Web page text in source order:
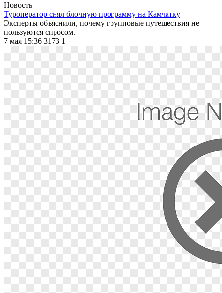
Новость
Туроператор снял блочную программу на Камчатку
Эксперты объяснили, почему групповые путешествия не
пользуются спросом.
7 мая 15:36 3173 1